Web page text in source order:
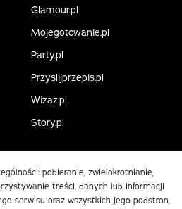
Glamour.pl
Mojegotowanie.pl
Party.pl
Przyslijprzepis.pl
Wizaz.pl
Story.pl
pobieranie, zwielokrotnianie,
treści, danych lub informacji
serwisu oraz wszystkich jego podstron,